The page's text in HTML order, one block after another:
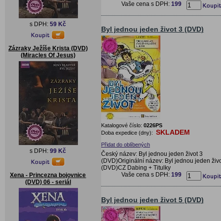
s DPH:59 Kč
Zázraky Ježíše Krista (DVD)
(Miracles Of Jesus)
s DPH:99 Kč
Xena - Princezna bojovnice
(DVD) 06 - seriál
Vaše cena s DPH: 199
Byl jednou jeden život 3 (DVD)
Katalogové číslo: 0226PS
Doba expedice (dny): SKLADEM
Přidat do oblíbených
Český název: Byl jednou jeden život 3
(DVD)Originální název: Byl jednou jeden
(DVD)CZ Dabing + Titulky
Vaše cena s DPH: 199
Byl jednou jeden život 5 (DVD)